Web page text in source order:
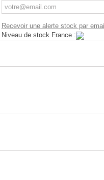
Recevoir une alerte stock par email
Niveau de stock France :